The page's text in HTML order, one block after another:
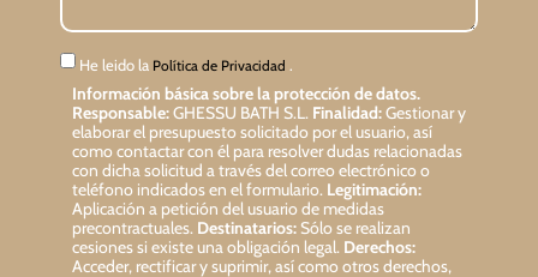
He leido la Política de Privacidad .
Información básica sobre la protección de datos.
Responsable:GHESSU BATH S.L. Finalidad:Gestionar y
elaborar el presupuesto solicitado por el usuario, así
como contactar con él para resolver dudas relacionadas
con dicha solicitud a través del correo electrónico o
teléfono indicados en el formulario. Legitimación:
Aplicación a petición del usuario de medidas
precontractuales. Destinatarios:Sólo se realizan
cesiones si existe una obligación legal. Derechos:
Acceder, rectificar y suprimir, así como otros derechos,